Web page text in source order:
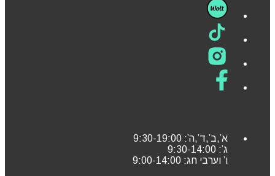
א’,ב’,ד’,ה’: 9:30-19:00
ג’: 9:30-14:00
ו’ וערבי חג: 9:00-14:00